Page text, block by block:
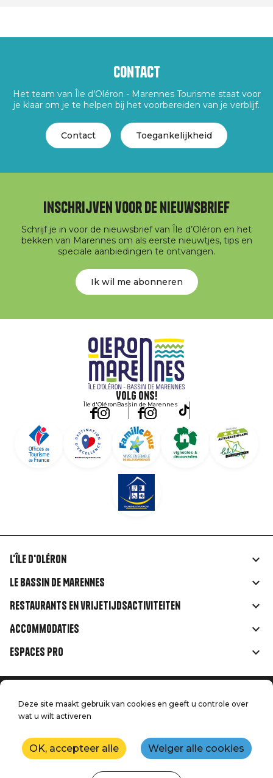
Contact
Het team van Île d’Oléron - Marennes Tourisme staat voor
je klaar om je te helpen bij het voorbereiden van je verblijf.
Contact Toegankelijkheid
Inschrijven voor de nieuwsbrief
Schrijf je in voor de nieuwsbrief van Île d’Oléron en het
bekken van Marennes om als eerste nieuwtjes, tips en
speciale aanbiedingen te ontvangen.
Ik wil me abonneren
Volg ons!
Île d'OléronBassin de Marennes
Liens
rubriques
L'île d'Oléron
Le Bassin de Marennes
Restaurants en vrijetijdsactiviteiten
Accommodaties
Espaces Pro
Menu
de
Juridische informatie
Druk op
Neem contact met ons op
Kaart
Productie: StudioJuillet
Deze site maakt gebruik van cookies en geeft u controle over
wat u wilt activeren
OK, accepteer alle Weiger alle cookies